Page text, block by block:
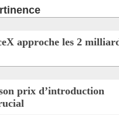
approche les 2
prix d’introduction